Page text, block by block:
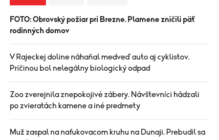
FOTO: Obrovský požiar pri Brezne. Plamene zničili päť
rodinných domov
V Rajeckej doline náhaňal medveď auto aj cyklistov.
Príčinou bol nelegálny biologický odpad
Zoo zverejnila znepokojivé zábery. Návštevníci hádzali
po zvieratách kamene a iné predmety
Muž zaspal na nafukovacom kruhu na Dunaji. Prebudil sa